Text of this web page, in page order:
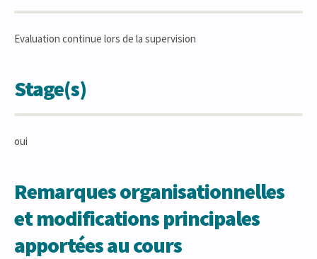
Evaluation continue lors de la supervision
Stage(s)
oui
Remarques organisationnelles
et modifications principales
apportées au cours